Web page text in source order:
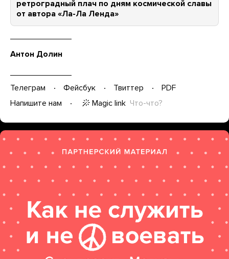
ретроградный плач по дням космической славы
от автора «Ла-Ла Ленда»
Антон Долин
Телеграм Фейсбук Твиттер
PDF
Напишите нам
Magic link Что-что?